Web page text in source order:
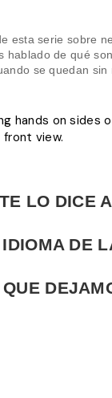
esta serie sobre
hablado de qué
se quedan sin
LO DICE
DE